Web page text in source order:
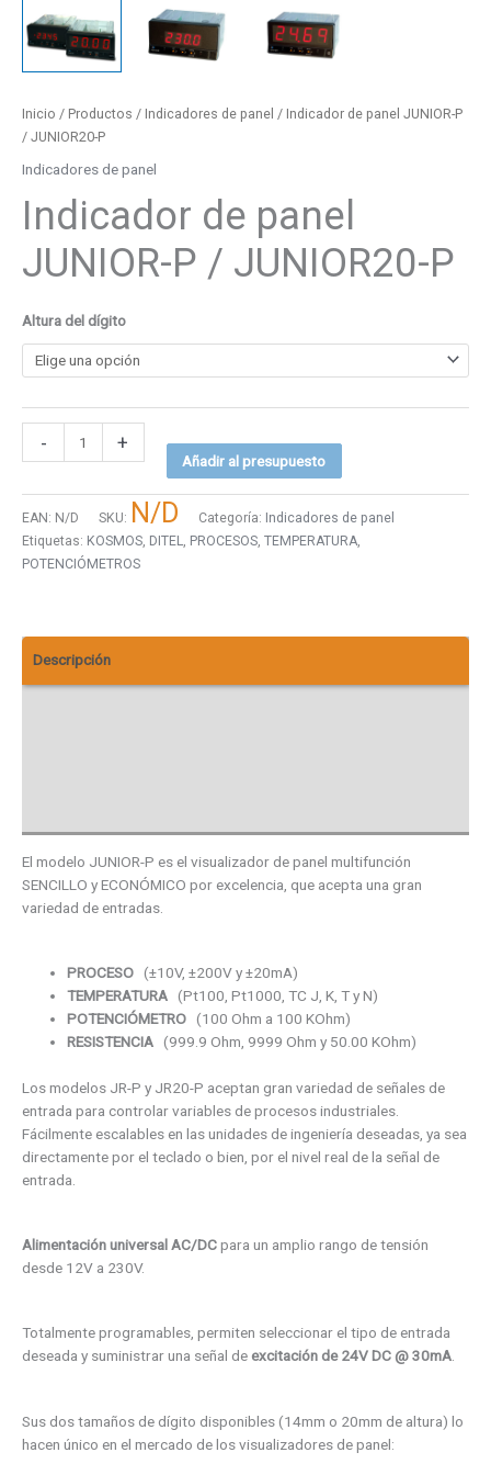
Inicio / Productos / Indicadores de panel / Indicador de panel JUNIOR-P
/ JUNIOR20-P
Indicadores de panel
Indicador de panel
JUNIOR-P / JUNIOR20-P
Altura del dígito
- +
Añadir al presupuesto
EAN: N/D SKU: N/D Categoría: Indicadores de panel
Etiquetas: KOSMOS, DITEL, PROCESOS, TEMPERATURA,
POTENCIÓMETROS
Descripción
El modelo JUNIOR-P es el visualizador de panel multifunción
SENCILLO y ECONÓMICO por excelencia, que acepta una gran
variedad de entradas.
PROCESO (±10V, ±200V y ±20mA)
TEMPERATURA (Pt100, Pt1000, TC J, K, T y N)
POTENCIÓMETRO (100 Ohm a 100 KOhm)
RESISTENCIA (999.9 Ohm, 9999 Ohm y 50.00 KOhm)
Los modelos JR-P y JR20-P aceptan gran variedad de señales de
entrada para controlar variables de procesos industriales.
Fácilmente escalables en las unidades de ingeniería deseadas, ya sea
directamente por el teclado o bien, por el nivel real de la señal de
entrada.
Alimentación universal AC/DCpara un amplio rango de tensión
desde 12V a 230V.
Totalmente programables, permiten seleccionar el tipo de entrada
deseada y suministrar una señal de excitación de 24V DC @ 30mA.
Sus dos tamaños de dígito disponibles (14mm o 20mm de altura) lo
hacen único en el mercado de los visualizadores de panel: